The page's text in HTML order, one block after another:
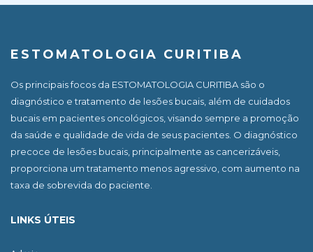
ESTOMATOLOGIA CURITIBA
Os principais focos da ESTOMATOLOGIA CURITIBA são o
diagnóstico e tratamento de lesões bucais, além de cuidados
bucais em pacientes oncológicos, visando sempre a promoção
da saúde e qualidade de vida de seus pacientes. O diagnóstico
precoce de lesões bucais, principalmente as cancerizáveis,
proporciona um tratamento menos agressivo, com aumento na
taxa de sobrevida do paciente.
LINKS ÚTEIS